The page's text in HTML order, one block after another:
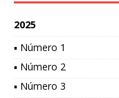
2025
▪ Número 1
▪ Número 2
▪ Número 3